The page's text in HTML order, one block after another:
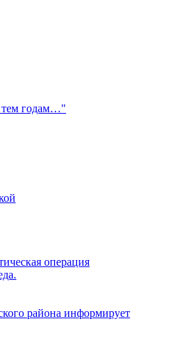
годам…"
операция
района информирует